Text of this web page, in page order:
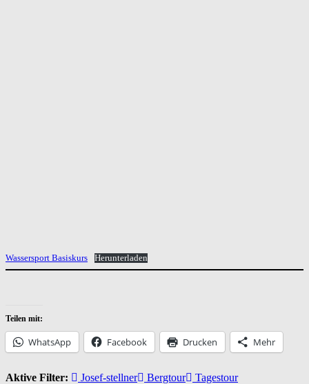
Wassersport Basiskurs Herunterladen
Teilen mit:
WhatsApp Facebook Drucken Mehr
Aktive Filter: Josef-stellner Bergtour
Tagestour